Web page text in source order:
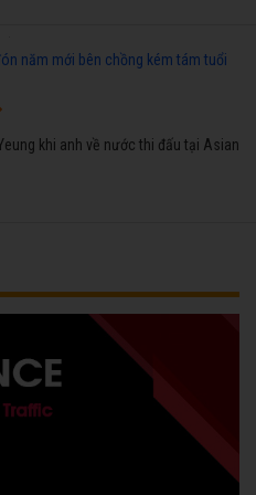
năm mới bên chồng kém tám tuổi
khi anh về nước thi đấu tại Asian